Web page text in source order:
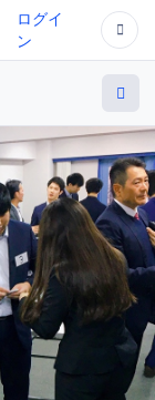
ログイ
ン